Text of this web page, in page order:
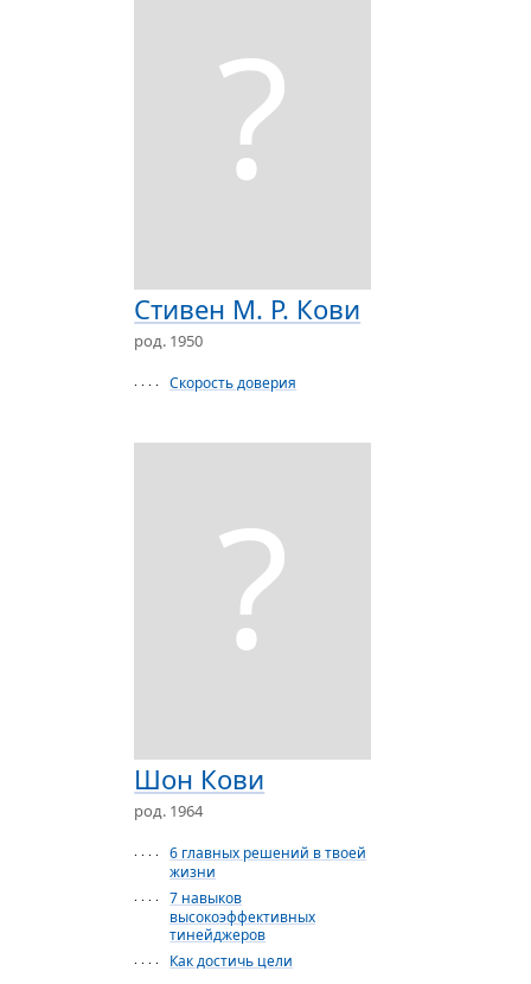
?
Стивен М. Р. Кови
род. 1950
· · · · Скорость доверия
?
Шон Кови
род. 1964
· · · ·
6 главных решений в твоей
жизни
· · · ·
7 навыков
высокоэффективных
тинейджеров
· · · · Как достичь цели